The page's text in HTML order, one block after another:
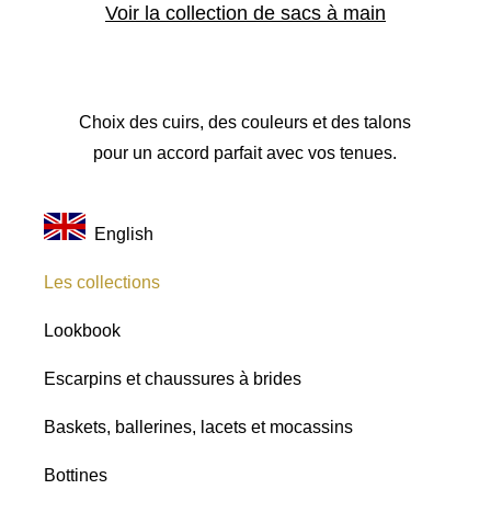
Voir la collection de sacs à main
Choix des cuirs, des couleurs et des talons
pour un accord parfait avec vos tenues.
English
Les collections
Lookbook
Escarpins et chaussures à brides
Baskets, ballerines, lacets et mocassins
Bottines